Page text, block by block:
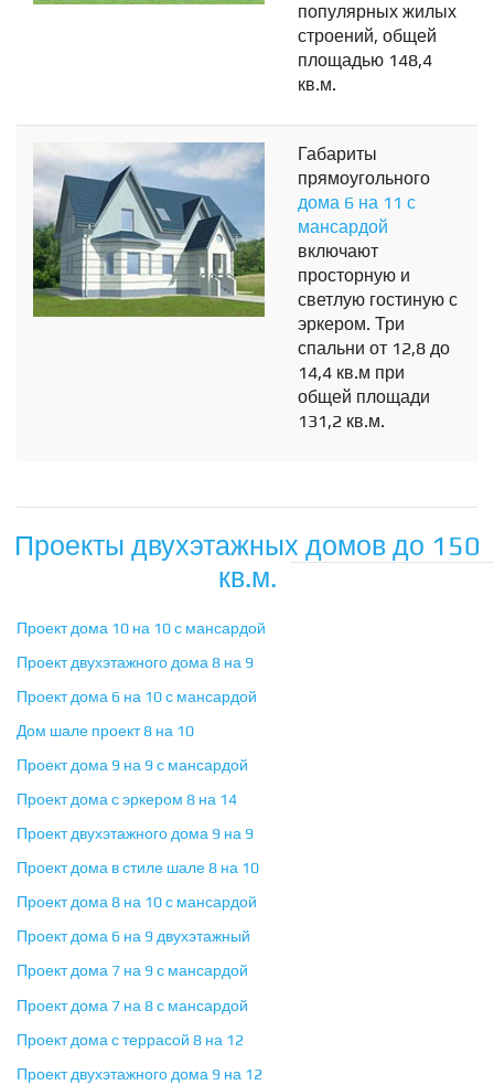
популярных жилых
строений, общей
площадью 148,4
кв.м.
Габариты
прямоугольного
дома 6 на 11 с
мансардой
включают
просторную и
светлую гостиную с
эркером. Три
спальни от 12,8 до
14,4 кв.м при
общей площади
131,2 кв.м.
Проекты двухэтажных домов до 150
кв.м.
Проект дома 10 на 10 с мансардой
Проект двухэтажного дома 8 на 9
Проект дома 6 на 10 с мансардой
Дом шале проект 8 на 10
Проект дома 9 на 9 с мансардой
Проект дома с эркером 8 на 14
Проект двухэтажного дома 9 на 9
Проект дома в стиле шале 8 на 10
Проект дома 8 на 10 с мансардой
Проект дома 6 на 9 двухэтажный
Проект дома 7 на 9 с мансардой
Проект дома 7 на 8 с мансардой
Проект дома с террасой 8 на 12
Проект двухэтажного дома 9 на 12